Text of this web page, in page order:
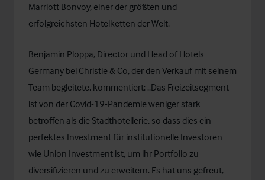
Marriott Bonvoy, einer der größten und
erfolgreichsten Hotelketten der Welt.
Benjamin Ploppa, Director und Head of Hotels
Germany bei Christie & Co, der den Verkauf mit seinem
Team begleitete, kommentiert: „Das Freizeitsegment
ist von der Covid-19-Pandemie weniger stark
betroffen als die Stadthotellerie, so dass dies ein
perfektes Investment für institutionelle Investoren
wie Union Investment ist, um ihr Portfolio zu
diversifizieren und zu erweitern. Es hat uns gefreut,